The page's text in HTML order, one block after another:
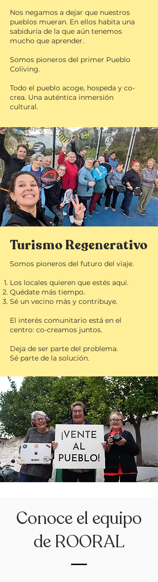
Nos negamos a dejar que nuestros
pueblos mueran. En ellos habita una
sabiduría de la que aún tenemos
mucho que aprender.
Somos pioneros del primer Pueblo
Coliving.
Todo el pueblo acoge, hospeda y co-
crea. Una auténtica inmersión
cultural.
Turismo Regenerativo
Somos pioneros del futuro del viaje.
Los locales quieren que estés aquí.
Quédate más tiempo.
Sé un vecino más y contribuye.
El interés comunitario está en el
centro: co-creamos juntos.
Deja de ser parte del problema.
Sé parte de la solución.
Conoce el equipo
de ROORAL